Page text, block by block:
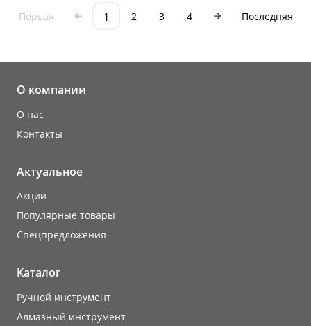
Первая 1 2 3 4 Последняя
О компании
О нас
Контакты
Актуальное
Акции
Популярные товары
Cпецпредложения
Каталог
Ручной инструмент
Алмазный инструмент